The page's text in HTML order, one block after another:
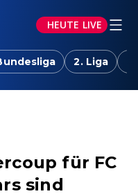
HEUTE LIVE
2. Liga
für FC
sind